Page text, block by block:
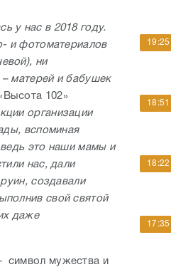
у нас в 2018 году.
и фотоматериалов
ни
матерей и бабушек
102»
организации
вспоминая
ведь это наши мамы и
нас, дали
создавали
свой святой
даже
символ мужества и
19:25
18:51
18:22
17:35